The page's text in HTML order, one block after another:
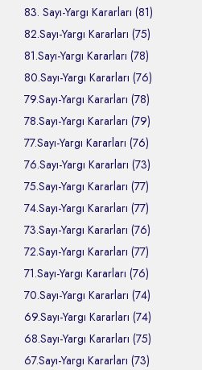
83. Sayı-Yargı Kararları (81)
82.Sayı-Yargı Kararları (75)
81.Sayı-Yargı Kararları (78)
80.Sayı-Yargı Kararları (76)
79.Sayı-Yargı Kararları (78)
78.Sayı-Yargı Kararları (79)
77.Sayı-Yargı Kararları (76)
76.Sayı-Yargı Kararları (73)
75.Sayı-Yargı Kararları (77)
74.Sayı-Yargı Kararları (77)
73.Sayı-Yargı Kararları (76)
72.Sayı-Yargı Kararları (77)
71.Sayı-Yargı Kararları (76)
70.Sayı-Yargı Kararları (74)
69.Sayı-Yargı Kararları (74)
68.Sayı-Yargı Kararları (75)
67.Sayı-Yargı Kararları (73)